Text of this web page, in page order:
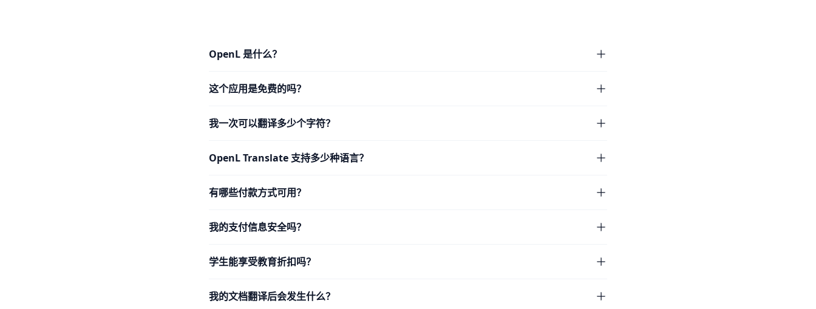
OpenL 是什么？
这个应用是免费的吗？
我一次可以翻译多少个字符？
OpenL Translate 支持多少种语言？
有哪些付款方式可用？
我的支付信息安全吗？
学生能享受教育折扣吗？
我的文档翻译后会发生什么？